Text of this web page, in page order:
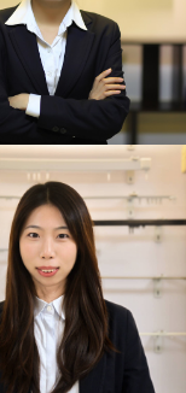
NIKI
Designer